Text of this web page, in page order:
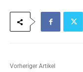
Vorheriger Artikel